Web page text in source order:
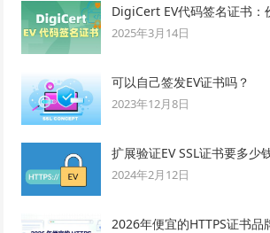
DigiCert EV代码签名证书：
2025年3月14日
可以自己签发EV证书吗？
2023年12月8日
扩展验证EV SSL证书要多少
2024年2月12日
2026年便宜的HTTPS证书品